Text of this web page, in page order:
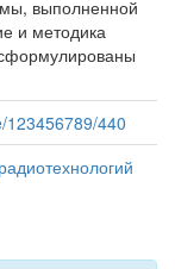
выполненной
и методика
123456789/440